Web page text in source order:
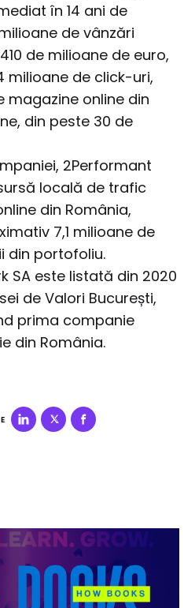
în 14 ani de
de vânzări
de milioane de euro,
milioane de click-uri,
magazine online din
din peste 30 de
2Performant
locală de trafic
din România,
7,1 milioane de
din portofoliu.
SA este listată din 2020
de Valori București,
prima companie
din România.